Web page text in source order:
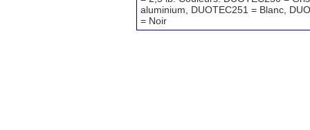
aluminium, DUOTEC251 = Blanc,
= Noir